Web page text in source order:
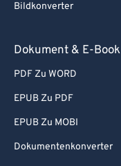
Bildkonverter
Dokument & E-Book
PDF Zu WORD
EPUB Zu PDF
EPUB Zu MOBI
Dokumentenkonverter